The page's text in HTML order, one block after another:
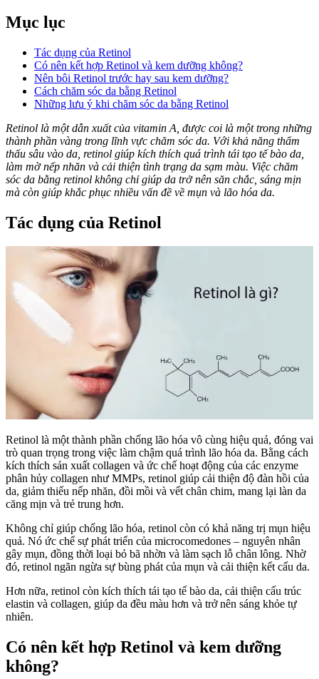
Mục lục
Tác dụng của Retinol
Có nên kết hợp Retinol và kem dưỡng không?
Nên bôi Retinol trước hay sau kem dưỡng?
Cách chăm sóc da bằng Retinol
Những lưu ý khi chăm sóc da bằng Retinol
Retinol là một dẫn xuất của vitamin A, được coi là một trong những
thành phần vàng trong lĩnh vực chăm sóc da. Với khả năng thẩm
thấu sâu vào da, retinol giúp kích thích quá trình tái tạo tế bào da,
làm mờ nếp nhăn và cải thiện tình trạng da sạm màu. Việc chăm
sóc da bằng retinol không chỉ giúp da trở nên săn chắc, sáng mịn
mà còn giúp khắc phục nhiều vấn đề về mụn và lão hóa da.
Tác dụng của Retinol
Retinol là một thành phần chống lão hóa vô cùng hiệu quả, đóng vai
trò quan trọng trong việc làm chậm quá trình lão hóa da. Bằng cách
kích thích sản xuất collagen và ức chế hoạt động của các enzyme
phân hủy collagen như MMPs, retinol giúp cải thiện độ đàn hồi của
da, giảm thiểu nếp nhăn, đồi mồi và vết chân chim, mang lại làn da
căng mịn và trẻ trung hơn.
Không chỉ giúp chống lão hóa, retinol còn có khả năng trị mụn hiệu
quả. Nó ức chế sự phát triển của microcomedones – nguyên nhân
gây mụn, đồng thời loại bỏ bã nhờn và làm sạch lỗ chân lông. Nhờ
đó, retinol ngăn ngừa sự bùng phát của mụn và cải thiện kết cấu da.
Hơn nữa, retinol còn kích thích tái tạo tế bào da, cải thiện cấu trúc
elastin và collagen, giúp da đều màu hơn và trở nên sáng khỏe tự
nhiên.
Có nên kết hợp Retinol và kem dưỡng
không?